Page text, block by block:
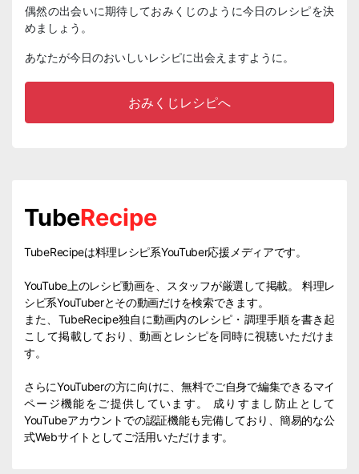
偶然の出会いに期待しておみくじのように今日のレシピを決
めましょう。
あなたが今日のおいしいレシピに出会えますように。
おみくじレシピへ
TubeRecipe
TubeRecipeは料理レシピ系YouTuber応援メディアです。
YouTube上のレシピ動画を、スタッフが厳選して掲載。 料理レ
シピ系YouTuberとその動画だけを検索できます。
また、TubeRecipe独自に動画内のレシピ・調理手順を書き起
こして掲載しており、動画とレシピを同時に視聴いただけま
す。
さらにYouTuberの方に向けに、無料でご自身で編集できるマイ
ページ機能をご提供しています。 成りすまし防止として
YouTubeアカウントでの認証機能も完備しており、簡易的な公
式Webサイトとしてご活用いただけます。